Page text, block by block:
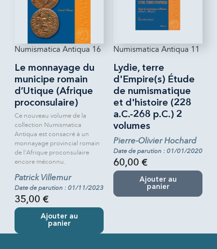
Numismatica Antiqua 16
Le monnayage du
municipe romain
d’Utique (Afrique
proconsulaire)
Ce nouveau volume de la
collection Numismatica
Antiqua est consacré à un
monnayage provincial romain
de l'Afrique proconsulaire
encore méconnu.
Patrick Villemur
Date de parution : 01/11/2023
35,00 €
Ajouter au
panier
Numismatica Antiqua 11
Lydie, terre
d'Empire(s) Étude
de numismatique
et d'histoire (228
a.C.-268 p.C.) 2
volumes
Pierre-Olivier Hochard
Date de parution : 01/01/2020
60,00 €
Ajouter au
panier